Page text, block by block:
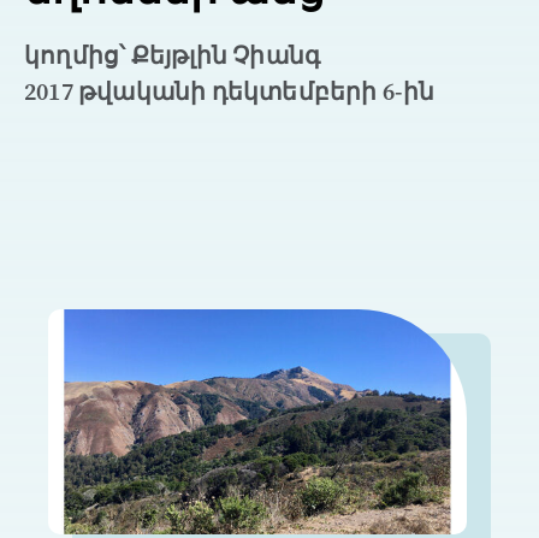
կողմից՝ Քեյթլին Չիանգ
2017 թվականի դեկտեմբերի 6-ին